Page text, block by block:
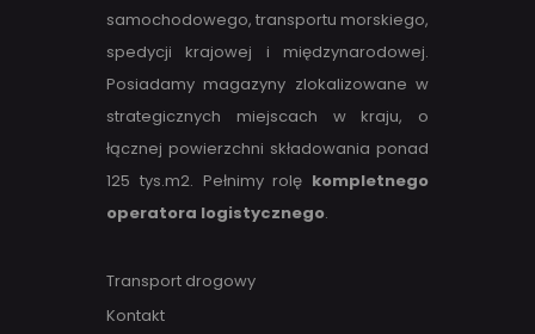
samochodowego, transportu morskiego,
spedycji krajowej i międzynarodowej.
Posiadamy magazyny zlokalizowane w
strategicznych miejscach w kraju, o
łącznej powierzchni składowania ponad
125 tys.m2. Pełnimy rolę kompletnego
operatora logistycznego.
Transport drogowy
Kontakt